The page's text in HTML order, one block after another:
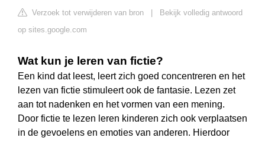
Verzoek tot verwijderen van bron
Bekijk volledig antwoord
op sites.google.com
Wat kun je leren van fictie?
Een kind dat leest, leert zich goed concentreren en het
lezen van fictie stimuleert ook de fantasie. Lezen zet
aan tot nadenken en het vormen van een mening.
Door fictie te lezen leren kinderen zich ook verplaatsen
in de gevoelens en emoties van anderen. Hierdoor